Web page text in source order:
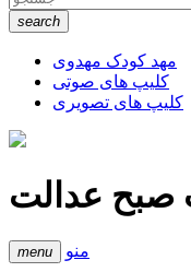
search
مهد کودک مهدوی
کلیپ های صوتی
کلیپ های تصویری
صبح عدالت
menu منو